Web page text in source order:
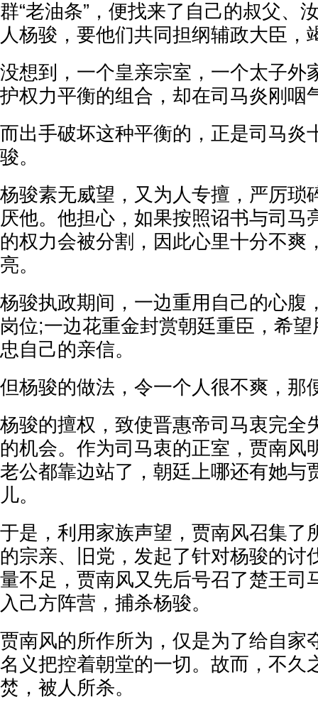
群“老油条”，便找来了自己的叔父、
人杨骏，要他们共同担纲辅政大臣，
没想到，一个皇亲宗室，一个太子外
护权力平衡的组合，却在司马炎刚咽
而出手破坏这种平衡的，正是司马炎
骏。
杨骏素无威望，又为人专擅，严厉琐
厌他。他担心，如果按照诏书与司马
的权力会被分割，因此心里十分不爽
亮。
杨骏执政期间，一边重用自己的心腹
岗位;一边花重金封赏朝廷重臣，希
忠自己的亲信。
但杨骏的做法，令一个人很不爽，那
杨骏的擅权，致使晋惠帝司马衷完全
的机会。作为司马衷的正室，贾南风
老公都靠边站了，朝廷上哪还有她与
儿。
于是，利用家族声望，贾南风召集了
的宗亲、旧党，发起了针对杨骏的讨
量不足，贾南风又先后号召了楚王司
入己方阵营，捕杀杨骏。
贾南风的所作所为，仅是为了给自家
名义把控着朝堂的一切。故而，不久
焚，被人所杀。